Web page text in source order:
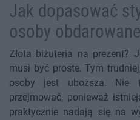
Jak dopasować
osoby
Złota biżuteria na prezent?
musi być proste. Tym
osoby jest uboższa. Nie
przejmować, ponieważ
praktycznie nadają się na